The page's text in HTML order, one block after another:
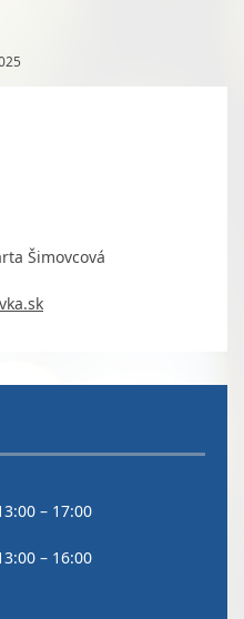
Šimovcová
– 17:00
– 16:00